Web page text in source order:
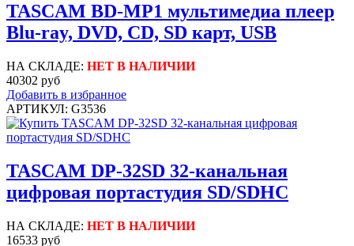
TASCAM BD-MP1 мультимедиа плеер
Blu-ray, DVD, CD, SD карт, USB
НА СКЛАДЕ: НЕТ В НАЛИЧИИ
40302 руб
Добавить в избранное
АРТИКУЛ: G3536
TASCAM DP-32SD 32-канальная
цифровая портастудия SD/SDHC
НА СКЛАДЕ: НЕТ В НАЛИЧИИ
16533 руб